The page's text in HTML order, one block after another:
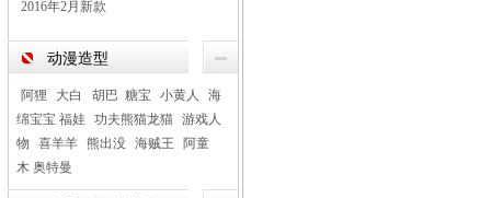
2016年2月新款
动漫造型
阿狸 大白 胡巴 糖宝 小黄人
海
绵宝宝 福娃 功夫熊猫龙猫 游戏人
物
喜羊羊 熊出没 海贼王
阿童
木 奥特曼